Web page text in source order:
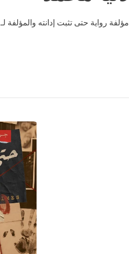
مؤلفة رواية حتى تثبت إدانته والمؤلفة لـ 1 كتب أخري – الكاتبة دنيا محمد، صدر لها كتاب “حتى تثبت إدانته”